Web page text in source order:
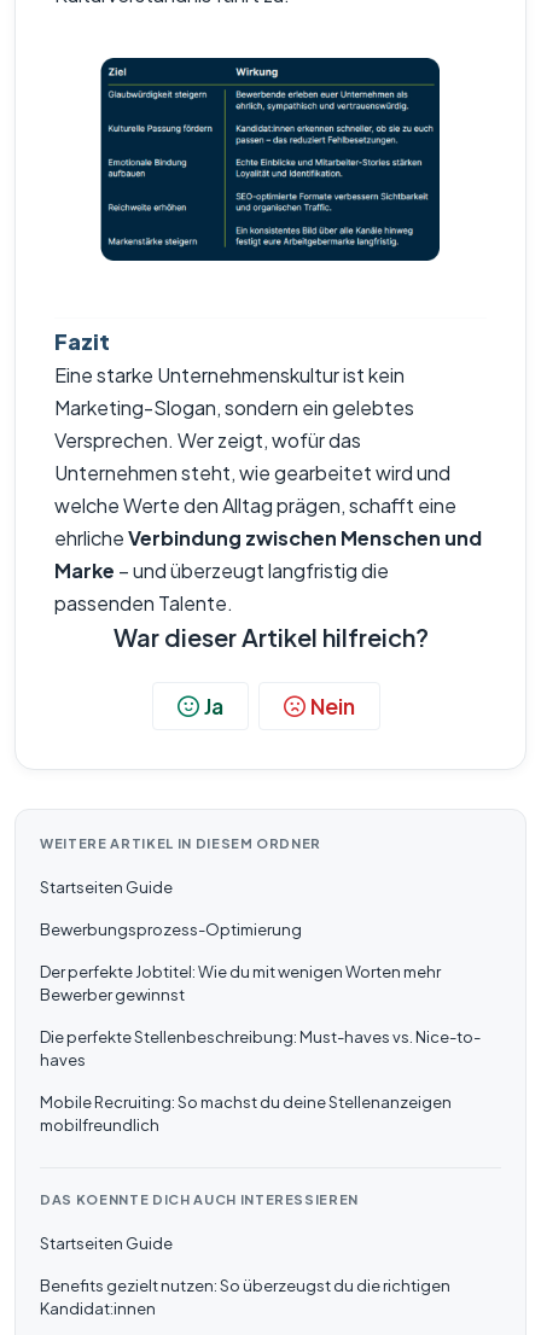
Fazit
Eine starke Unternehmenskultur ist kein
Marketing-Slogan, sondern ein gelebtes
Versprechen. Wer zeigt, wofür das
Unternehmen steht, wie gearbeitet wird und
welche Werte den Alltag prägen, schafft eine
ehrlicheVerbindung zwischen Menschen und
Marke – und überzeugt langfristig die
passenden Talente.
War dieser Artikel hilfreich?
Nein
Ja
WEITERE ARTIKEL IN DIESEM ORDNER
Startseiten Guide
Bewerbungsprozess-Optimierung
Der perfekte Jobtitel: Wie du mit wenigen Worten mehr
Bewerber gewinnst
Die perfekte Stellenbeschreibung: Must-haves vs. Nice-to-
haves
Mobile Recruiting: So machst du deine Stellenanzeigen
mobilfreundlich
DAS KOENNTE DICH AUCH INTERESSIEREN
Startseiten Guide
Benefits gezielt nutzen: So überzeugst du die richtigen
Kandidat:innen